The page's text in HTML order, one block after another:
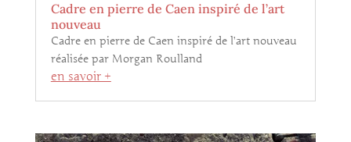
Cadre en pierre de Caen inspiré de l’art
nouveau
Cadre en pierre de Caen inspiré de l’art nouveau
réalisée par Morgan Roulland
en savoir +